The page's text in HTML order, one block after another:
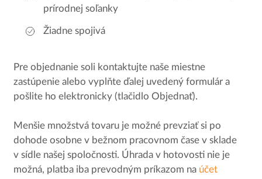
prírodnej soľanky
Žiadne spojivá
Pre objednanie soli kontaktujte naše miestne
zastúpenie alebo vyplňte ďalej uvedený formulár a
pošlite ho elektronicky (tlačidlo Objednať).
Menšie množstvá tovaru je možné prevziať si po
dohode osobne v bežnom pracovnom čase v sklade
v sídle našej spoločnosti. Úhrada v hotovosti nie je
možná, platba iba prevodným príkazom na účet